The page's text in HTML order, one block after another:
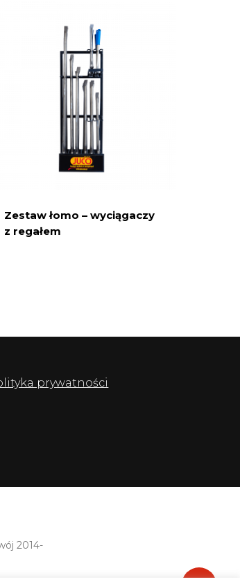
Zestaw łomo – wyciągaczy
z regałem
prywatności
2014-